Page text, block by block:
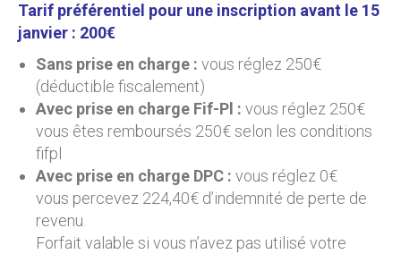
Tarif préférentiel pour une inscription avant le 15
janvier : 200€
Sans prise en charge : vous réglez 250€
(déductible fiscalement)
Avec prise en charge Fif-Pl : vous réglez 250€
vous êtes remboursés 250€ selon les conditions
fifpl
Avec prise en charge DPC : vous réglez 0€
vous percevez 224,40€ d’indemnité de perte de
revenu.
Forfait valable si vous n’avez pas utilisé votre